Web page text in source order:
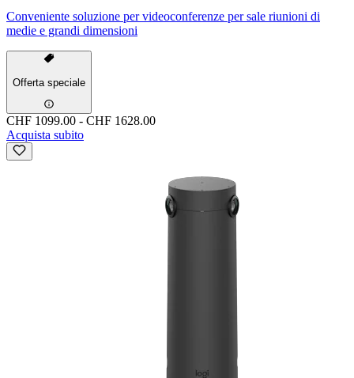
Conveniente soluzione per videoconferenze per sale riunioni di
medie e grandi dimensioni
Offerta speciale
CHF 1099.00 - CHF 1628.00
Acquista subito